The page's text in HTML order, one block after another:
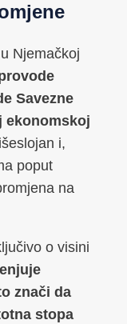
Njemačkoj
Savezne
ekonomskoj
i,
poput
na
o visini
znači da
stopa